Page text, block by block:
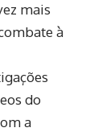
mais
à
do
a